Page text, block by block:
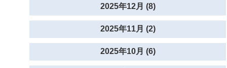
2025年12月 (8)
2025年11月 (2)
2025年10月 (6)